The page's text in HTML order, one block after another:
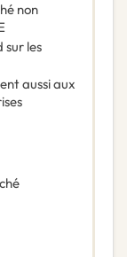
non
sur les
aussi aux